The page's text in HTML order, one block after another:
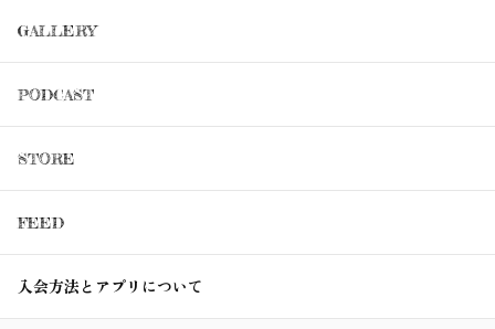
GALLERY
PODCAST
STORE
FEED
入会方法とアプリについて